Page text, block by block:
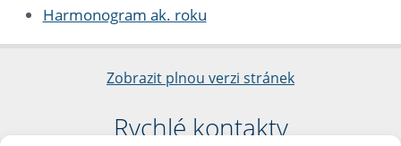
Harmonogram ak. roku
Zobrazit plnou verzi stránek
Rychlé kontakty